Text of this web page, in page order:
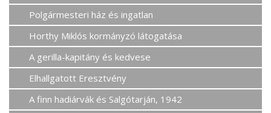
Polgármesteri ház és ingatlan
Horthy Miklós kormányzó látogatása
A gerilla-kapitány és kedvese
Elhallgatott Eresztvény
A finn hadiárvák és Salgótarján, 1942